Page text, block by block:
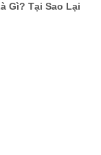
Gì? Tại Sao Lại